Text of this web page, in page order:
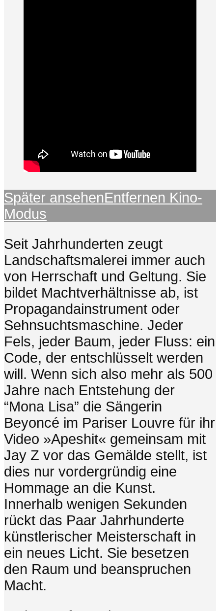
Später ansehenEntfernen Kino-
Modus
Seit Jahrhunderten zeugt
Landschaftsmalerei immer auch
von Herrschaft und Geltung. Sie
bildet Machtverhältnisse ab, ist
Propagandainstrument oder
Sehnsuchtsmaschine. Jeder
Fels, jeder Baum, jeder Fluss: ein
Code, der entschlüsselt werden
will. Wenn sich also mehr als 500
Jahre nach Entstehung der
“Mona Lisa” die Sängerin
Beyoncé im Pariser Louvre für ihr
Video »Apeshit« gemeinsam mit
Jay Z vor das Gemälde stellt, ist
dies nur vordergründig eine
Hommage an die Kunst.
Innerhalb wenigen Sekunden
rückt das Paar Jahrhunderte
künstlerischer Meisterschaft in
ein neues Licht. Sie besetzen
den Raum und beanspruchen
Macht.